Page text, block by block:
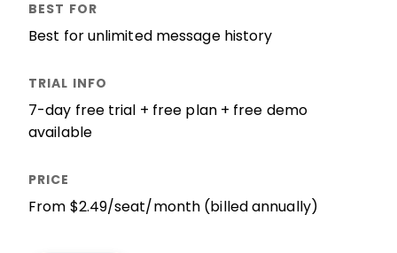
Best for unlimited message history
7-day free trial + free plan + free demo
available
From $2.49/seat/month (billed annually)